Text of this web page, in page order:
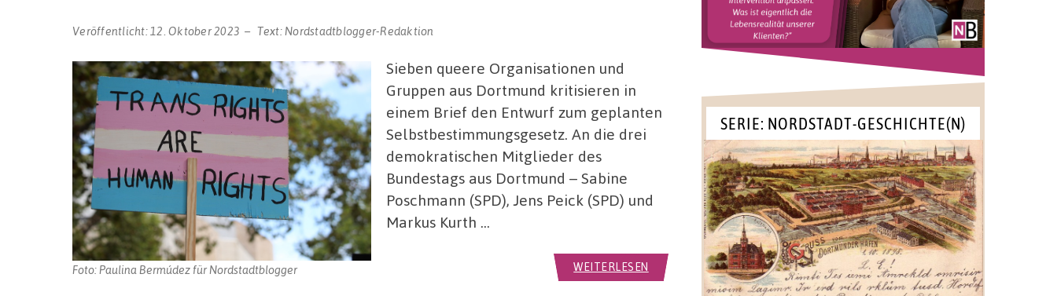
Veröffentlicht: 12. Oktober 2023 Text: Nordstadtblogger-Redaktion
Foto: Paulina Bermúdez für Nordstadtblogger
Sieben queere Organisationen und
Gruppen aus Dortmund kritisieren in
einem Brief den Entwurf zum geplanten
Selbstbestimmungsgesetz. An die drei
demokratischen Mitglieder des
Bundestags aus Dortmund – Sabine
Poschmann (SPD), Jens Peick (SPD) und
Markus Kurth …
WEITERLESEN
SERIE: NORDSTADT-GESCHICHTE(N)